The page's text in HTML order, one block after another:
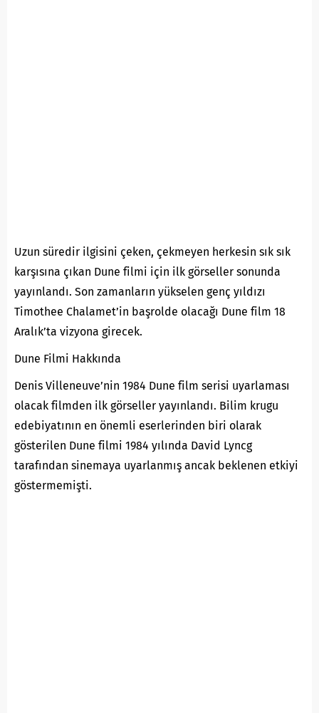
Uzun süredir ilgisini çeken, çekmeyen herkesin sık sık
karşısına çıkan Dune filmi için ilk görseller sonunda
yayınlandı. Son zamanların yükselen genç yıldızı
Timothee Chalamet’in başrolde olacağı Dune film 18
Aralık’ta vizyona girecek.
Dune Filmi Hakkında
Denis Villeneuve’nin 1984 Dune film serisi uyarlaması
olacak filmden ilk görseller yayınlandı. Bilim krugu
edebiyatının en önemli eserlerinden biri olarak
gösterilen Dune filmi 1984 yılında David Lyncg
tarafından sinemaya uyarlanmış ancak beklenen etkiyi
göstermemişti.